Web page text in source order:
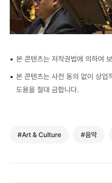
• 본 콘텐츠는 저작권법에 의하여
• 본 콘텐츠는 사전 동의 없이 상업
도용을 절대 금합니다.
#Art & Culture #음악